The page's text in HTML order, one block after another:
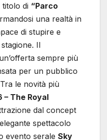
titolo di “Parco
una realtà in
di stupire e
Il
sempre più
per un pubblico
le novità più
– The Royal
dal concept
spettacolo
evento serale Sky